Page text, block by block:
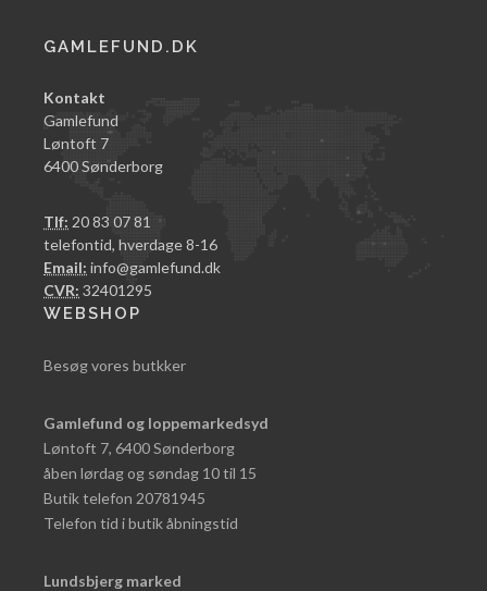
GAMLEFUND.DK
Kontakt
Gamlefund
Løntoft 7
6400 Sønderborg
Tlf: 20 83 07 81
telefontid, hverdage 8-16
Email: info@gamlefund.dk
CVR: 32401295
WEBSHOP
Besøg vores butkker
Gamlefund og loppemarkedsyd
Løntoft 7, 6400 Sønderborg
åben lørdag og søndag 10 til 15
Butik telefon 20781945
Telefon tid i butik åbningstid
Lundsbjerg marked